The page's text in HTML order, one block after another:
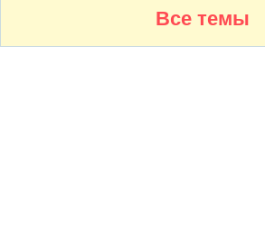
Все темы